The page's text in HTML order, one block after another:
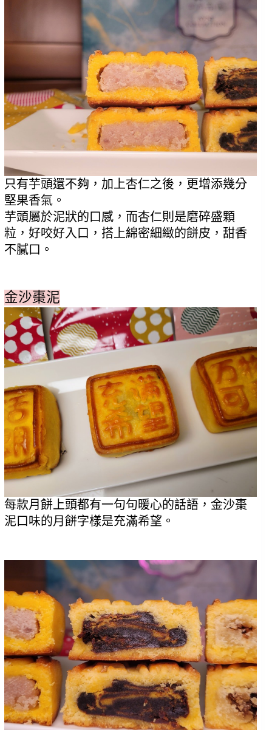
只有芋頭還不夠，加上杏仁之後，更增添幾分
堅果香氣。
芋頭屬於泥狀的口感，而杏仁則是磨碎盛顆
粒，好咬好入口，搭上綿密細緻的餅皮，甜香
不膩口。
金沙棗泥
每款月餅上頭都有一句句暖心的話語，金沙棗
泥口味的月餅字樣是充滿希望。